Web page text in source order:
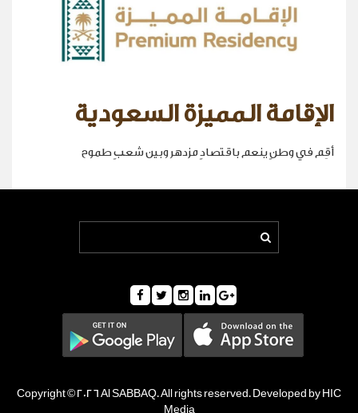
الإقامة المميزة السعودية
أقِم في وطنٍ ينعم باقتصادٍ مزدهر وبين شعبٍ طموح
Copyright © 2026 Al SABBAQ. All rights reserved. Developed by HIC
Media